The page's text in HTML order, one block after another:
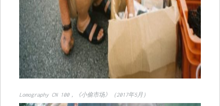
Lomography CN 100，《小偷市场》（2017年5月）